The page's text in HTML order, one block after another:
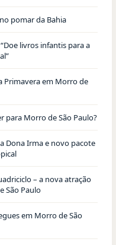
pomar da Bahia
livros infantis para a
Primavera em Morro de
para Morro de São Paulo?
Dona Irma e novo pacote
– a nova atração
São Paulo
em Morro de São